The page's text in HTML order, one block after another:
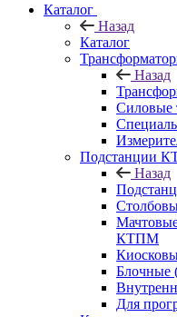
Каталог
Назад
Каталог
Назад
Силовые
Подстанции
Назад
КТПМ
Блочные
Для